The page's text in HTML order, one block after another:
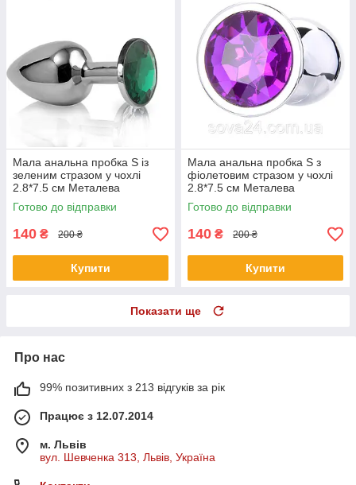
Мала анальна пробка S із
зеленим стразом у чохлі
2.8*7.5 см Металева
Готово до відправки
140 ₴ 200 ₴
Купити
Мала анальна пробка S з
фіолетовим стразом у чохлі
2.8*7.5 см Металева
Готово до відправки
140 ₴ 200 ₴
Купити
Показати ще
Про нас
99% позитивних з 213 відгуків за рік
Працює з 12.07.2014
м. Львів
вул. Шевченка 313, Львів, Україна